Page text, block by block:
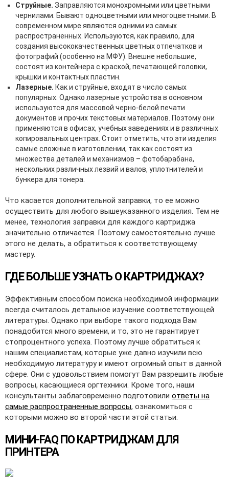
Струйные. Заправляются монохромными или цветными
чернилами. Бывают одноцветными или многоцветными. В
современном мире являются одними из самых
распространенных. Используются, как правило, для
создания высококачественных цветных отпечатков и
фотографий (особенно на МФУ). Внешне небольшие,
состоят из контейнера с краской, печатающей головки,
крышки и контактных пластин.
Лазерные. Как и струйные, входят в число самых
популярных. Однако лазерные устройства в основном
используются для массовой черно-белой печати
документов и прочих текстовых материалов. Поэтому они
применяются в офисах, учебных заведениях и в различных
копировальных центрах. Стоит отметить, что эти изделия
самые сложные в изготовлении, так как состоят из
множества деталей и механизмов – фотобарабана,
нескольких различных лезвий и валов, уплотнителей и
бункера для тонера.
Что касается дополнительной заправки, то ее можно
осуществить для любого вышеуказанного изделия. Тем не
менее, технология заправки для каждого картриджа
значительно отличается. Поэтому самостоятельно лучше
этого не делать, а обратиться к соответствующему
мастеру.
ГДЕ БОЛЬШЕ УЗНАТЬ О КАРТРИДЖАХ?
Эффективным способом поиска необходимой информации
всегда считалось детальное изучение соответствующей
литературы. Однако при выборе такого подхода Вам
понадобится много времени, и то, это не гарантирует
стопроцентного успеха. Поэтому лучше обратиться к
нашим специалистам, которые уже давно изучили всю
необходимую литературу и имеют огромный опыт в данной
сфере. Они с удовольствием помогут Вам разрешить любые
вопросы, касающиеся оргтехники. Кроме того, наши
консультанты заблаговременно подготовили ответы на
самые распространенные вопросы, ознакомиться с
которыми можно во второй части этой статьи.
МИНИ-FAQ ПО КАРТРИДЖАМ ДЛЯ
ПРИНТЕРА